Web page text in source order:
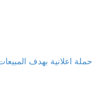
حملة اعلانية بهدف